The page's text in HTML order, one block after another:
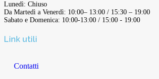
Lunedì: Chiuso
Da Martedì a Venerdì: 10:00– 13:00 / 15:30 – 19:00
Sabato e Domenica: 10:00-13:00 / 15:00 - 19:00
Link utili
Contatti